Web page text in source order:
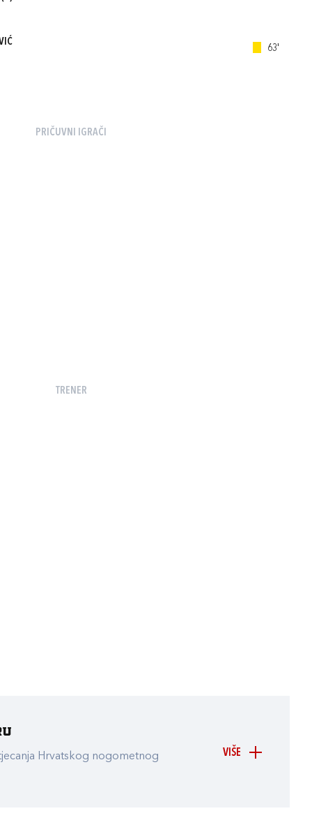
63'
PRIČUVNI IGRAČI
TRENER
VIŠE
Hrvatskog nogometnog